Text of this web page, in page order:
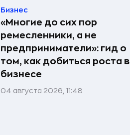
Бизнес
«Многие до сих пор
ремесленники, а не
предприниматели»: гид о
том, как добиться роста в
бизнесе
04 августа 2026, 11:48